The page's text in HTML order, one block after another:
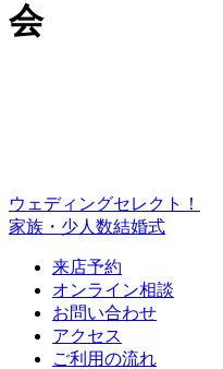
会
ウェディングセレクト！
家族・少人数結婚式
来店予約
オンライン相談
お問い合わせ
アクセス
ご利用の流れ